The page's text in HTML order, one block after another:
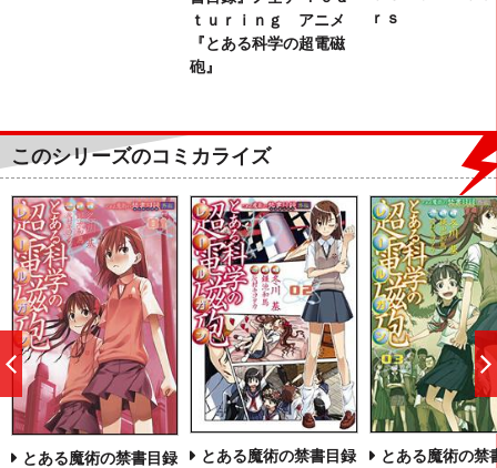
ｔｕｒｉｎｇ アニメ
『とある科学の超電磁
砲』
ｒｓ
このシリーズのコミカライズ
とある魔術の禁書目録
とある魔術の禁書目録
とある魔術の禁
前
へ